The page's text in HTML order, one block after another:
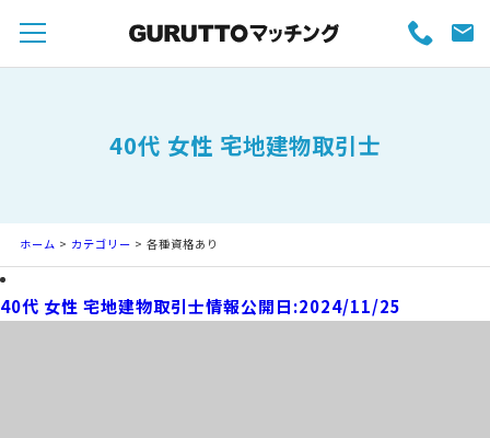
40代 女性 宅地建物取引士
ホーム > カテゴリー > 各種資格あり
40代 女性 宅地建物取引士情報公開日:2024/11/25